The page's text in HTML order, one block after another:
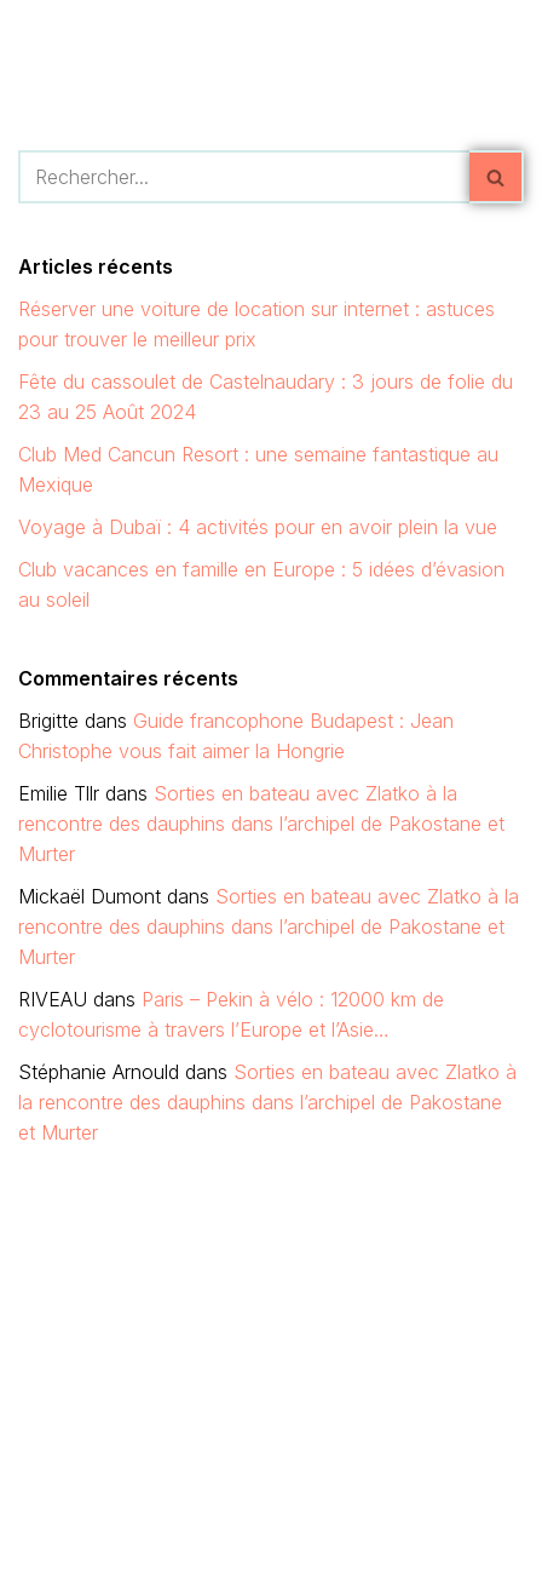
Articles récents
Réserver une voiture de location sur internet : astuces
pour trouver le meilleur prix
Fête du cassoulet de Castelnaudary : 3 jours de folie du
23 au 25 Août 2024
Club Med Cancun Resort : une semaine fantastique au
Mexique
Voyage à Dubaï : 4 activités pour en avoir plein la vue
Club vacances en famille en Europe : 5 idées d’évasion
au soleil
Commentaires récents
Brigitte dans Guide francophone Budapest : Jean
Christophe vous fait aimer la Hongrie
Emilie Tllr dans Sorties en bateau avec Zlatko à la
rencontre des dauphins dans l’archipel de Pakostane et
Murter
Mickaël Dumont dans Sorties en bateau avec Zlatko à la
rencontre des dauphins dans l’archipel de Pakostane et
Murter
RIVEAU dans Paris – Pekin à vélo : 12000 km de
cyclotourisme à travers l’Europe et l’Asie…
Stéphanie Arnould dans Sorties en bateau avec Zlatko à
la rencontre des dauphins dans l’archipel de Pakostane
et Murter